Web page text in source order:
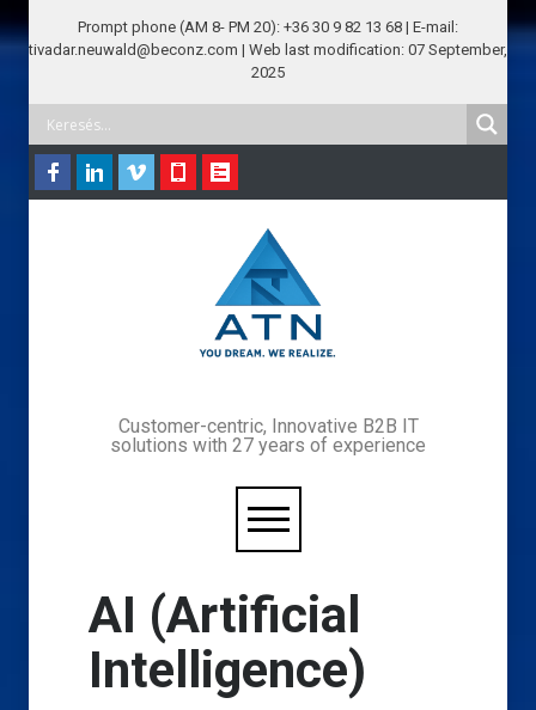
Prompt phone (AM 8- PM 20): +36 30 9 82 13 68 | E-mail:
tivadar.neuwald@beconz.com | Web last modification: 07 September,
2025
Customer-centric, Innovative B2B IT
solutions with 27 years of experience
AI (Artificial
Intelligence)